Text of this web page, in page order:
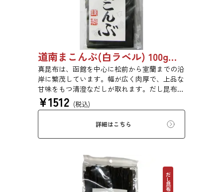
道南まこんぶ(白ラベル) 100g 6816
真昆布は、函館を中心に松前から室蘭までの沿
岸に繁茂しています。幅が広く肉厚で、上品な
甘味をもつ清澄なだしが取れます。だし昆布、
塩昆布、おぼろ昆布、とろろ昆布、佃煮、バッ
テラなどに用いられます。
¥1512 (税込)
詳細はこちら
だし昆布